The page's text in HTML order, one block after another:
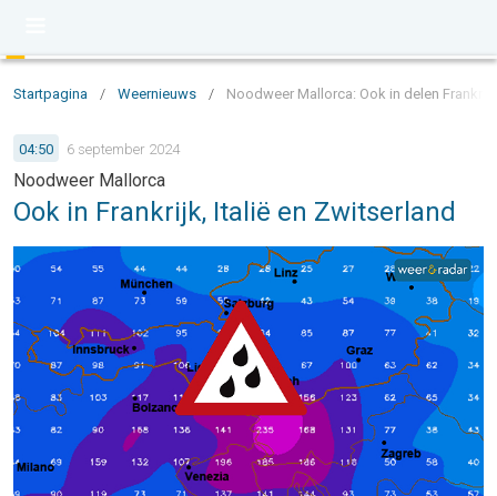
Startpagina / Weernieuws / Noodweer Mallorca: Ook in delen
04:50 6 september 2024
Noodweer Mallorca
Ook in Frankrijk, Italië en Zwitserland